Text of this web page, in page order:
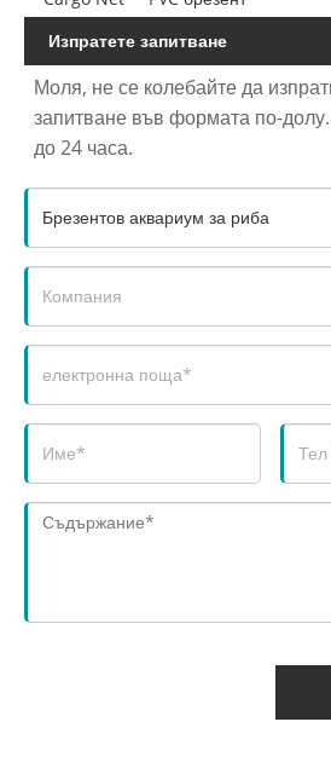
Изпратете запитване
Моля, не се колебайте да
запитване във формата по-
до 24 часа.